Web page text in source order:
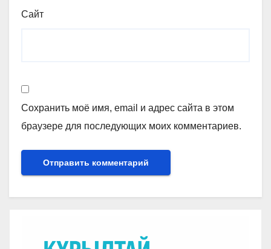
Сайт
Сохранить моё имя, email и адрес сайта в этом
браузере для последующих моих комментариев.